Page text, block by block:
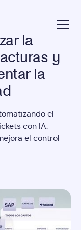
la
y
la
el
con IA.
el control